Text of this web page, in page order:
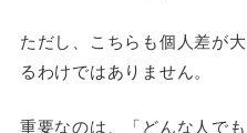
ただし、こちらも個人差が
るわけではありません。
重要なのは、「どんな人で